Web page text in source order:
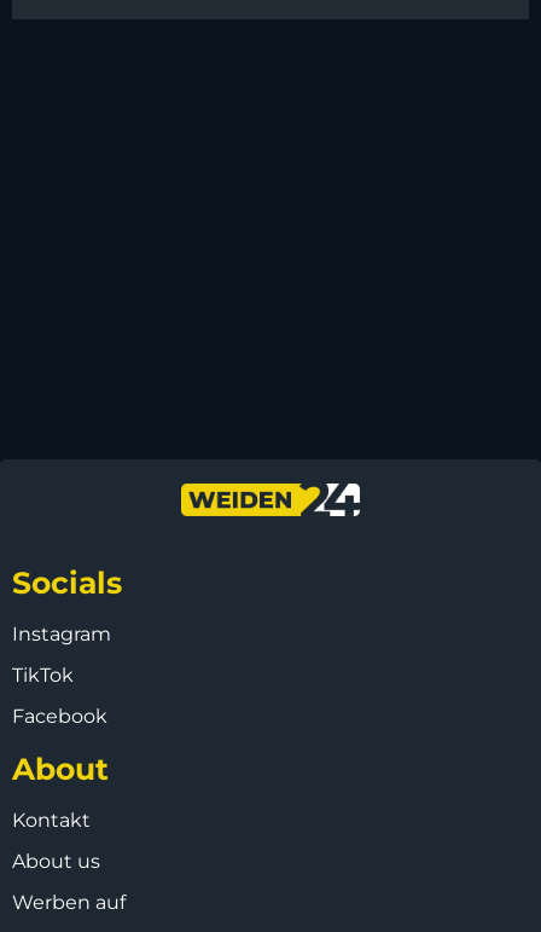
Socials
Instagram
TikTok
Facebook
About
Kontakt
About us
Werben auf